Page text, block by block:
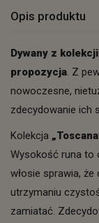
Opis produktu
Dywany z
propozycja. Z
nowoczesne,
zdecydowanie ich
Kolekcja
Wysokość runa to
włosie sprawia,
utrzymaniu
zamiatać.